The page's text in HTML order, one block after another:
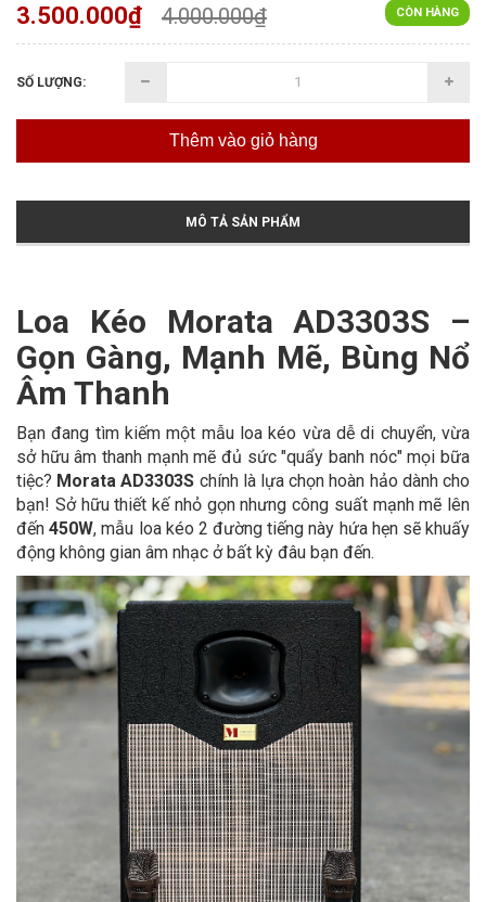
CÒN HÀNG
3.500.000₫ 4.000.000₫
SỐ LƯỢNG:
Thêm vào giỏ hàng
MÔ TẢ SẢN PHẨM
Loa Kéo Morata AD3303S –
Gọn Gàng, Mạnh Mẽ, Bùng Nổ
Âm Thanh
Bạn đang tìm kiếm một mẫu loa kéo vừa dễ di chuyển, vừa
sở hữu âm thanh mạnh mẽ đủ sức "quẩy banh nóc" mọi bữa
tiệc? Morata AD3303S chính là lựa chọn hoàn hảo dành cho
bạn! Sở hữu thiết kế nhỏ gọn nhưng công suất mạnh mẽ lên
đến450W, mẫu loa kéo 2 đường tiếng này hứa hẹn sẽ khuấy
động không gian âm nhạc ở bất kỳ đâu bạn đến.